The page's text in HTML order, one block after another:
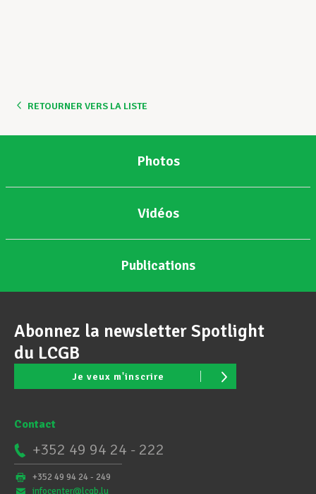
RETOURNER VERS LA LISTE
Photos
Vidéos
Publications
Abonnez la newsletter Spotlight
du LCGB
Je veux m'inscrire
Contact
+352 49 94 24 - 222
+352 49 94 24 - 249
infocenter@lcgb.lu